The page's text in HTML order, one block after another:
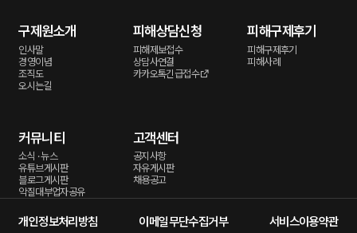
구제원소개
인사말
경영이념
조직도
오시는길
피해상담신청
피해제보접수
상담사연결
카카오톡긴급접수
피해구제후기
피해구제후기
피해사례
커뮤니티
소식 · 뉴스
유튜브게시판
블로그게시판
악질대부업자공유
고객센터
공지사항
자유게시판
채용공고
개인정보처리방침 이메일무단수집거부 서비스이용약관